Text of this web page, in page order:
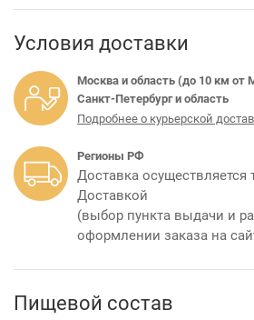
Условия доставки
Москва и область (до 10 км
Санкт-Петербург и область
Подробнее о курьерской
Регионы РФ
Доставка осуществляется
Доставкой
(выбор пункта выдачи и
оформлении заказа на
Пищевой состав